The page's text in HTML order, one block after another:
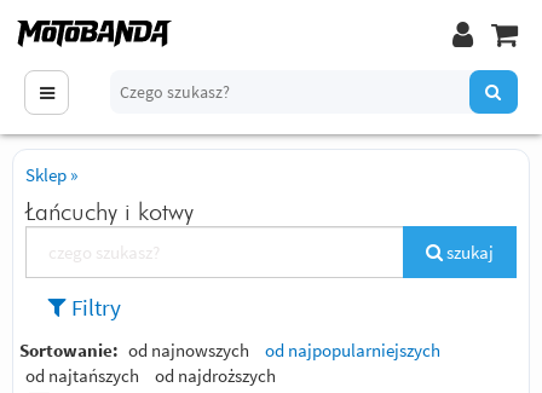
Sklep »
Łańcuchy i kotwy
szukaj
Filtry
Sortowanie: od najnowszych
od najpopularniejszych
od najtańszych
od najdroższych